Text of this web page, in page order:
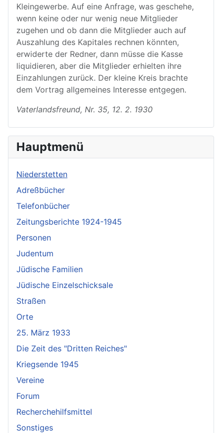
Kleingewerbe. Auf eine Anfrage, was geschehe,
wenn keine oder nur wenig neue Mitglieder
zugehen und ob dann die Mitglieder auch auf
Auszahlung des Kapitales rechnen könnten,
erwiderte der Redner, dann müsse die Kasse
liquidieren, aber die Mitglieder erhielten ihre
Einzahlungen zurück. Der kleine Kreis brachte
dem Vortrag allgemeines Interesse entgegen.
Vaterlandsfreund, Nr. 35, 12. 2. 1930
Hauptmenü
Niederstetten
Adreßbücher
Telefonbücher
Zeitungsberichte 1924-1945
Personen
Judentum
Jüdische Familien
Jüdische Einzelschicksale
Straßen
Orte
25. März 1933
Die Zeit des "Dritten Reiches"
Kriegsende 1945
Vereine
Forum
Recherchehilfsmittel
Sonstiges